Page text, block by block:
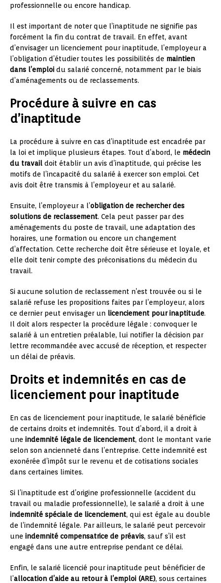
professionnelle ou encore handicap.
Il est important de noter que l’inaptitude ne signifie pas
forcément la fin du contrat de travail. En effet, avant
d’envisager un licenciement pour inaptitude, l’employeur a
l’obligation d’étudier toutes les possibilités de maintien
dans l’emploi du salarié concerné, notamment par le biais
d’aménagements ou de reclassements.
Procédure à suivre en cas
d’inaptitude
La procédure à suivre en cas d’inaptitude est encadrée par
la loi et implique plusieurs étapes. Tout d’abord, le médecin
du travail doit établir un avis d’inaptitude, qui précise les
motifs de l’incapacité du salarié à exercer son emploi. Cet
avis doit être transmis à l’employeur et au salarié.
Ensuite, l’employeur a l’obligation de rechercher des
solutions de reclassement. Cela peut passer par des
aménagements du poste de travail, une adaptation des
horaires, une formation ou encore un changement
d’affectation. Cette recherche doit être sérieuse et loyale, et
elle doit tenir compte des préconisations du médecin du
travail.
Si aucune solution de reclassement n’est trouvée ou si le
salarié refuse les propositions faites par l’employeur, alors
ce dernier peut envisager un licenciement pour inaptitude.
Il doit alors respecter la procédure légale : convoquer le
salarié à un entretien préalable, lui notifier la décision par
lettre recommandée avec accusé de réception, et respecter
un délai de préavis.
Droits et indemnités en cas de
licenciement pour inaptitude
En cas de licenciement pour inaptitude, le salarié bénéficie
de certains droits et indemnités. Tout d’abord, il a droit à
une indemnité légale de licenciement, dont le montant varie
selon son ancienneté dans l’entreprise. Cette indemnité est
exonérée d’impôt sur le revenu et de cotisations sociales
dans certaines limites.
Si l’inaptitude est d’origine professionnelle (accident du
travail ou maladie professionnelle), le salarié a droit à une
indemnité spéciale de licenciement, qui est égale au double
de l’indemnité légale. Par ailleurs, le salarié peut percevoir
une indemnité compensatrice de préavis, sauf s’il est
engagé dans une autre entreprise pendant ce délai.
Enfin, le salarié licencié pour inaptitude peut bénéficier de
l’allocation d’aide au retour à l’emploi (ARE), sous certaines